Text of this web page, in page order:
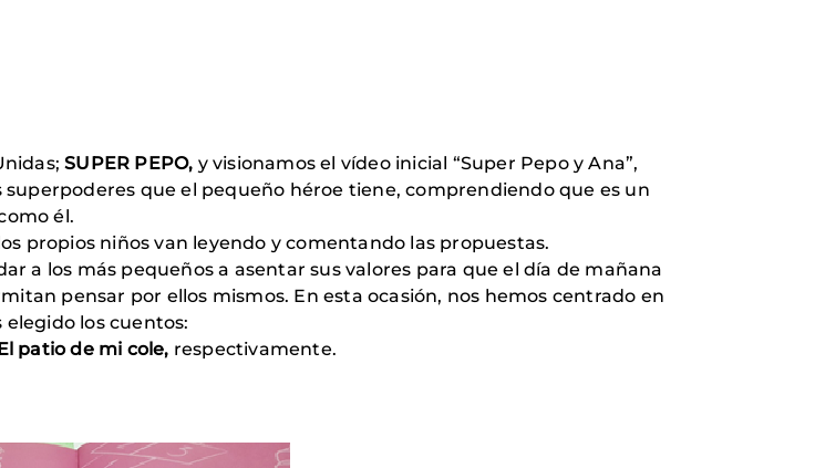
SUPER PEPO, y visionamos el vídeo inicial “Super Pepo y Ana”,
que el pequeño héroe tiene, comprendiendo que es un
él.
propios niños van leyendo y comentando las propuestas.
a los más pequeños a asentar sus valores para que el día de mañana
pensar por ellos mismos. En esta ocasión, nos hemos centrado en
elegido los cuentos:
patio de mi cole, respectivamente.